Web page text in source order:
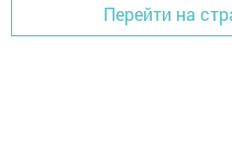
Перейти на